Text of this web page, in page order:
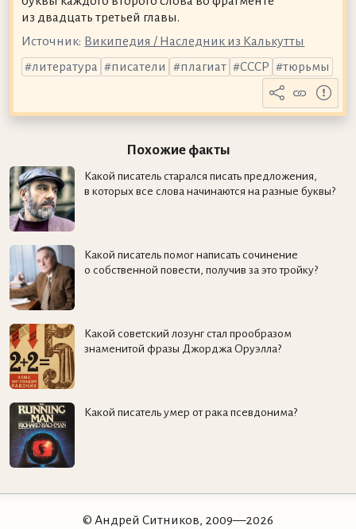
из двадцать третьей главы.
Источник: Википедия / Наследник из Калькутты
литература
писатели плагиат СССР тюрьмы
Похожие факты
Какой писатель старался писать предложения,
в которых все слова начинаются на разные буквы?
Какой писатель помог написать сочинение
о собственной повести, получив за это тройку?
Какой советский лозунг стал прообразом
знаменитой фразы Джорджа Оруэлла?
Какой писатель умер от рака псевдонима?
© Андрей Ситников, 2009—2026